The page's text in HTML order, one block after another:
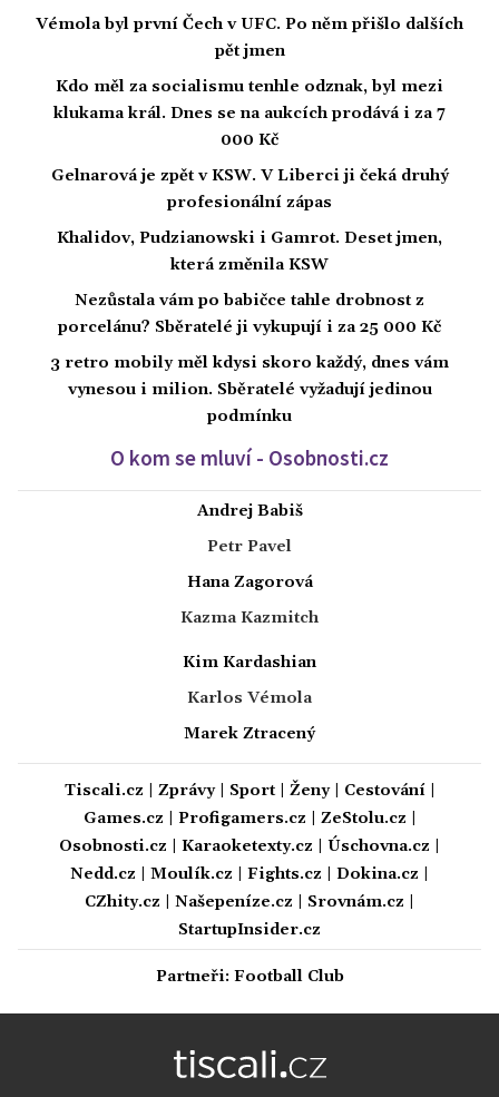
Vémola byl první Čech v UFC. Po něm přišlo dalších
pět jmen
Kdo měl za socialismu tenhle odznak, byl mezi
klukama král. Dnes se na aukcích prodává i za 7
000 Kč
Gelnarová je zpět v KSW. V Liberci ji čeká druhý
profesionální zápas
Khalidov, Pudzianowski i Gamrot. Deset jmen,
která změnila KSW
Nezůstala vám po babičce tahle drobnost z
porcelánu? Sběratelé ji vykupují i za 25 000 Kč
3 retro mobily měl kdysi skoro každý, dnes vám
vynesou i milion. Sběratelé vyžadují jedinou
podmínku
O kom se mluví - Osobnosti.cz
Andrej Babiš
Petr Pavel
Hana Zagorová
Kazma Kazmitch
Kim Kardashian
Karlos Vémola
Marek Ztracený
Tiscali.cz Zprávy| Sport| Ženy| Cestování|
Games.cz
Profigamers.cz ZeStolu.cz
Osobnosti.cz
Karaoketexty.cz Úschovna.cz
Nedd.cz
Moulík.cz Fights.cz Dokina.cz
CZhity.cz
Našepeníze.cz Srovnám.cz
StartupInsider.cz
Partneři: Football Club